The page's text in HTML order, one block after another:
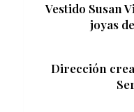
Vestido Susan
joyas
Dirección